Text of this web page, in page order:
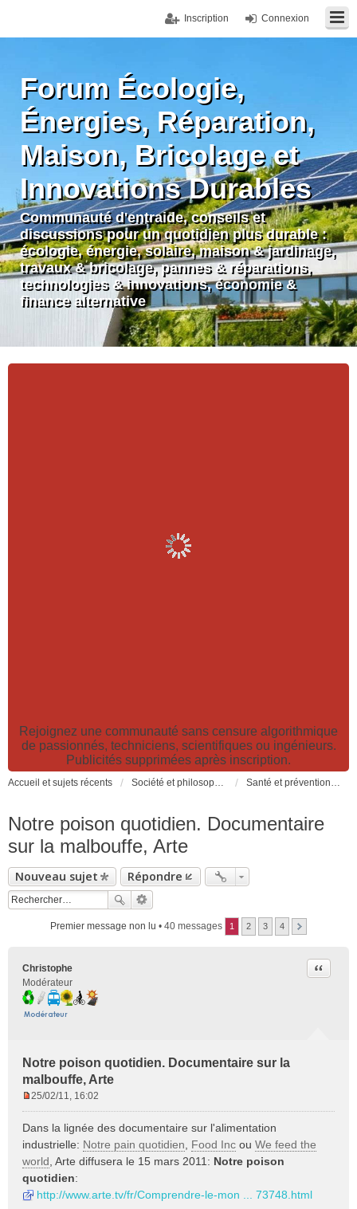
Connexion
Inscription
Forum Écologie,
Énergies, Réparation,
Maison, Bricolage et
Innovations Durables
Communauté d'entraide, conseils et
discussions pour un quotidien plus durable :
écologie, énergie, solaire, maison & jardinage,
travaux & bricolage, pannes & réparations,
technologies & innovations, économie &
finance alternative
Rejoignez une communauté sans censure algorithmique
de passionnés, techniciens, scientifiques ou ingénieurs.
Publicités supprimées après inscription.
Accueil et sujets récents Société et philosophie. Sciences et technologies. Santé et prévention. Santé et prévention. Pollutions, causes et effets des risques environnementaux
Notre poison quotidien. Documentaire
sur la malbouffe, Arte
Nouveau sujet Répondre
Premier message non lu • 40 messages 1 2 3 4
Christophe
Modérateur
Notre poison quotidien. Documentaire sur la
malbouffe, Arte
Citer
s
s
a
g
e
25/02/11, 16:02
Dans la lignée des documentaire sur l'alimentation
industrielle: Notre pain quotidien Food Inc ou We feed the
world , Arte diffusera le 15 mars 2011: Notre poison
quotidien:
http://www.arte.tv/fr/Comprendre-le-mon ... 73748.html